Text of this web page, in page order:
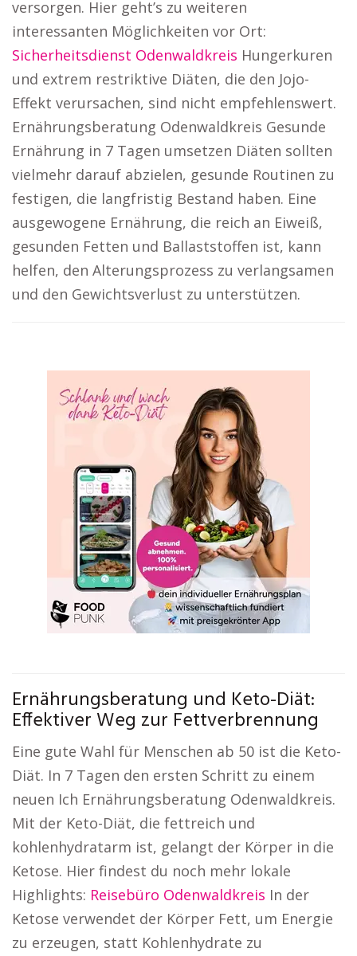
versorgen. Hier geht’s zu weiteren
interessanten Möglichkeiten vor Ort:
Sicherheitsdienst Odenwaldkreis Hungerkuren
und extrem restriktive Diäten, die den Jojo-
Effekt verursachen, sind nicht empfehlenswert.
Ernährungsberatung Odenwaldkreis Gesunde
Ernährung in 7 Tagen umsetzen Diäten sollten
vielmehr darauf abzielen, gesunde Routinen zu
festigen, die langfristig Bestand haben. Eine
ausgewogene Ernährung, die reich an Eiweiß,
gesunden Fetten und Ballaststoffen ist, kann
helfen, den Alterungsprozess zu verlangsamen
und den Gewichtsverlust zu unterstützen.
Ernährungsberatung und Keto-Diät:
Effektiver Weg zur Fettverbrennung
Eine gute Wahl für Menschen ab 50 ist die Keto-
Diät. In 7 Tagen den ersten Schritt zu einem
neuen Ich Ernährungsberatung Odenwaldkreis.
Mit der Keto-Diät, die fettreich und
kohlenhydratarm ist, gelangt der Körper in die
Ketose. Hier findest du noch mehr lokale
Highlights: Reisebüro Odenwaldkreis In der
Ketose verwendet der Körper Fett, um Energie
zu erzeugen, statt Kohlenhydrate zu